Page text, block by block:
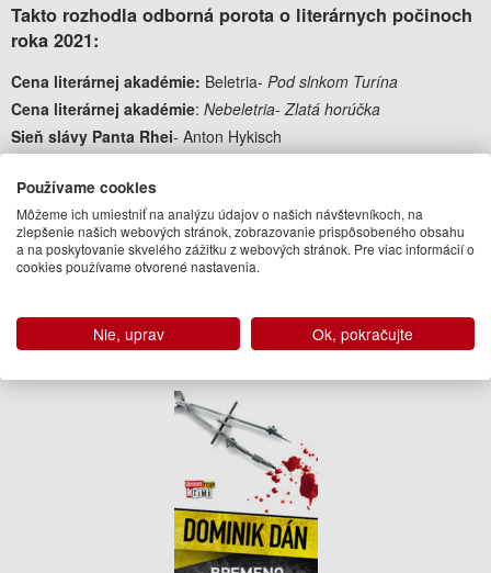
Takto rozhodla odborná porota o literárnych počinoch
roka 2021:
Cena literárnej akadémie: Beletria- Pod slnkom Turína
Cena literárnej akadémie: Nebeletria- Zlatá horúčka
Sieň slávy Panta Rhei- Anton Hykisch
Najpredávanejšia kniha Panta Rhei roka 2021-Bremeno
minulostiodDominika Dána.
Knižnej múzy 2021nájdetetu.
Záznam z odovzdávania cien, ktoré uvádzal moderátor Juraj Bača
Používame cookies
Môžeme ich umiestniť na analýzu údajov o našich návštevníkoch, na
zlepšenie našich webových stránok, zobrazovanie prispôsobeného obsahu
a na poskytovanie skvelého zážitku z webových stránok. Pre viac informácií o
cookies používame otvorené nastavenia.
Nie, uprav Ok, pokračujte